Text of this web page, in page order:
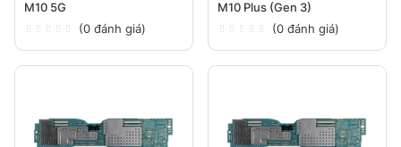
M10 5G
(0 đánh giá)
M10 Plus (Gen 3)
(0 đánh giá)